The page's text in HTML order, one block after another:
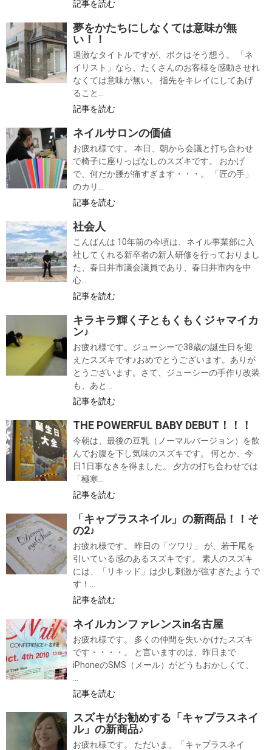
記事を読む
夢をかたちにしなくては意味が無
い！！
過激なタイトルですが、ボクはそう想う。 「ネ
イリスト」なら、たくさんのお客様を感動させれ
なくては意味が無い。 指先をキレイにしてあげ
ること...
記事を読む
ネイルサロンの価値
お疲れ様です。 本日、朝から会議と打ち合わせ
で椅子に座りっぱなしのスズキです。 おかげ
で、何だか腰が痛すぎます・・・。 「匠の手」
のカリ...
記事を読む
社会人
こんばんは 10年前の今頃は、ネイル事業部に入
社してくれる新卒者の新人研修を行っておりまし
た、春日井市議会議員であり、春日井市内を中
心...
記事を読む
キラキラ輝く子ともくもくジャマイカ
ン♪
お疲れ様です。ジューシーで38歳の誕生日を迎
えたスズキです♪おめでとうございます。ありが
とうございます。さて、ジューシーの手作り改装
も、あと...
記事を読む
THE POWERFUL BABY DEBUT！！！
今朝は、最後の豆乳（ノーマルバージョン）を飲
んでお腹を下し気味のスズキです。 何とか、今
日1日事なきを得ました。 夕方の打ち合わせでは
「極寒...
記事を読む
「キャプラスネイル」の新商品！！そ
の2♪
お疲れ様です。 昨日の「ツワリ」 が、若干尾を
引いている感のあるスズキです。 素人のスズキ
には、「リキッド」は少し刺激が強すぎたようで
す！...
記事を読む
ネイルカンファレンスin名古屋
お疲れ様です。 多くの仲間を失いかけたスズキ
です・・・・。 と言いますのは、昨日まで
iPhoneのSMS（メール）がどうもおかしくて、
記事を読む
スズキがお勧めする「キャプラスネイ
ル」の新商品♪
お疲れ様です。 ただいま、「キャプラスネイ